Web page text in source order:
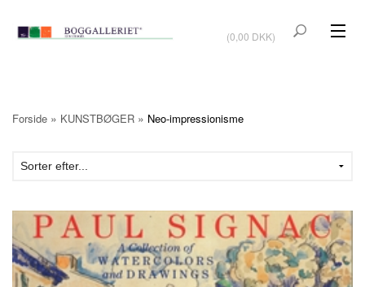
(0,00 DKK)
BØGER OM KUNSTNERE
Vis kurv (0,00 DKK)
Forside » KUNSTBØGER » Neo-impressionisme